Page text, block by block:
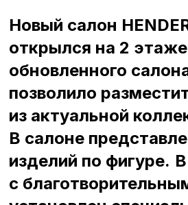
Новый салон
открылся на 2
обновленного
позволило
из актуальной
В салоне
изделий по фигуре.
с